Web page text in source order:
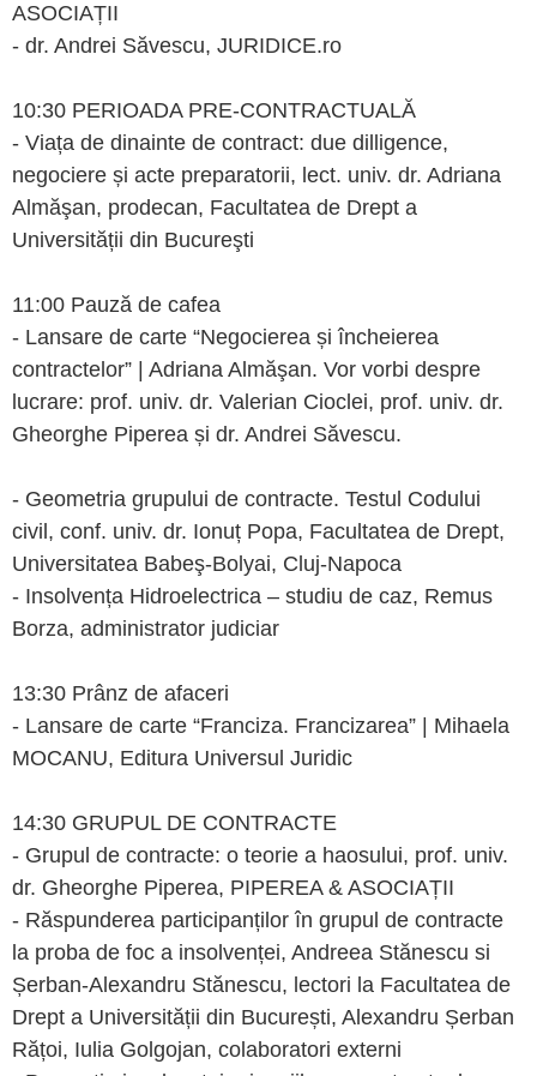
ASOCIAȚII
- dr. Andrei Săvescu, JURIDICE.ro
10:30 PERIOADA PRE-CONTRACTUALĂ
- Viața de dinainte de contract: due dilligence,
negociere și acte preparatorii, lect. univ. dr. Adriana
Almăşan, prodecan, Facultatea de Drept a
Universității din Bucureşti
11:00 Pauză de cafea
- Lansare de carte “Negocierea și încheierea
contractelor” | Adriana Almăşan. Vor vorbi despre
lucrare: prof. univ. dr. Valerian Cioclei, prof. univ. dr.
Gheorghe Piperea și dr. Andrei Săvescu.
- Geometria grupului de contracte. Testul Codului
civil, conf. univ. dr. Ionuț Popa, Facultatea de Drept,
Universitatea Babeş-Bolyai, Cluj-Napoca
- Insolvența Hidroelectrica – studiu de caz, Remus
Borza, administrator judiciar
13:30 Prânz de afaceri
- Lansare de carte “Franciza. Francizarea” | Mihaela
MOCANU, Editura Universul Juridic
14:30 GRUPUL DE CONTRACTE
- Grupul de contracte: o teorie a haosului, prof. univ.
dr. Gheorghe Piperea, PIPEREA & ASOCIAȚII
- Răspunderea participanților în grupul de contracte
la proba de foc a insolvenței, Andreea Stănescu si
Șerban-Alexandru Stănescu, lectori la Facultatea de
Drept a Universității din București, Alexandru Șerban
Rățoi, Iulia Golgojan, colaboratori externi